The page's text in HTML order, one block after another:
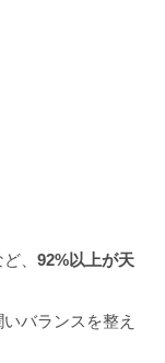
、 92%以上が天
バランスを整え